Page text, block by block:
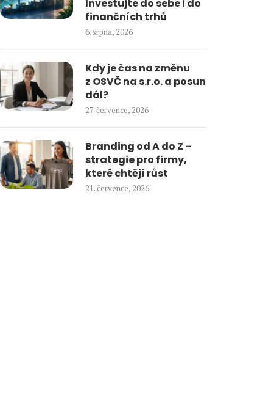
Investujte do sebe i do
finančních trhů
6. srpna, 2026
Kdy je čas na změnu
z OSVČ na s.r.o. a posun
dál?
27. července, 2026
Branding od A do Z –
strategie pro firmy,
které chtějí růst
21. července, 2026